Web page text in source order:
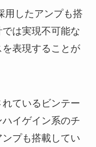
用したアンプも搭
は実現不可能な
表現することが
ているビンテー
イゲイン系のチ
プも搭載してい